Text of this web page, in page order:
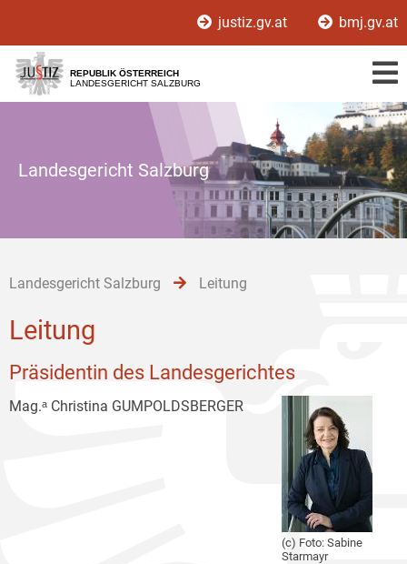
[1]
[2]
[3]
justiz.gv.at bmj.gv.at
REPUBLIK ÖSTERREICH
LANDESGERICHT SALZBURG
Landesgericht Salzburg
Landesgericht Salzburg Leitung
Leitung
Präsidentin des Landesgerichtes
Mag.ᵃ Christina GUMPOLDSBERGER
(c) Foto: Sabine
Starmayr